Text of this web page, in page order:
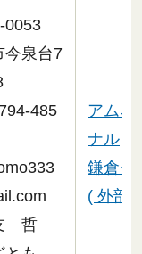
0053
今泉台7
485
哲
アムネ
ナル
鎌倉グ
( 外部